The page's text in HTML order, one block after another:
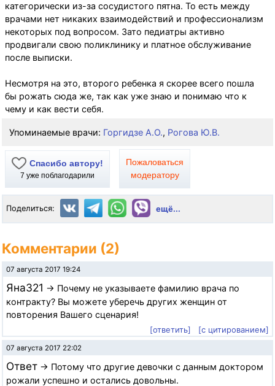
категорически из-за сосудистого пятна. То есть между
врачами нет никаких взаимодействий и профессионализм
некоторых под вопросом. Зато педиатры активно
продвигали свою поликлинику и платное обслуживание
после выписки.
Несмотря на это, второго ребенка я скорее всего пошла
бы рожать сюда же, так как уже знаю и понимаю что к
чему и как вести себя.
Упоминаемые врачи: Горгидзе А.О., Рогова Ю.В.
Спасибо автору!
7 уже поблагодарили
Пожаловаться
модератору
Поделиться: ещё...
Комментарии (2)
07 августа 2017 19:24
Яна321 → Почему не указываете фамилию врача по
контракту? Вы можете уберечь других женщин от
повторения Вашего сценария!
[ответить] [с цитированием]
07 августа 2017 22:02
Ответ → Потому что другие девочки с данным доктором
рожали успешно и остались довольны.